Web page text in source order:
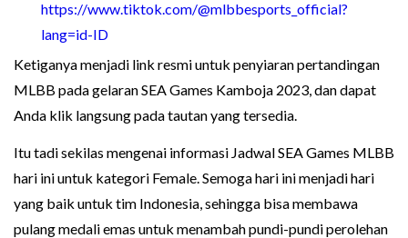
https://www.tiktok.com/@mlbbesports_official?
lang=id-ID
Ketiganya menjadi link resmi untuk penyiaran pertandingan
MLBB pada gelaran SEA Games Kamboja 2023, dan dapat
Anda klik langsung pada tautan yang tersedia.
Itu tadi sekilas mengenai informasi Jadwal SEA Games MLBB
hari ini untuk kategori Female. Semoga hari ini menjadi hari
yang baik untuk tim Indonesia, sehingga bisa membawa
pulang medali emas untuk menambah pundi-pundi perolehan